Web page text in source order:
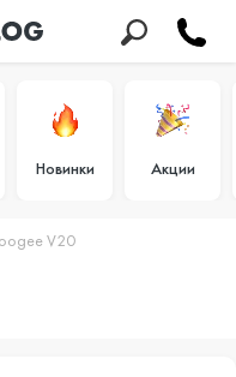
Новинки Акции
V20